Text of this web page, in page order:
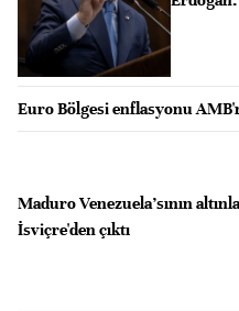
Euro Bölgesi enflasyonu
Maduro Venezuela'sının
İsviçre'den çıktı